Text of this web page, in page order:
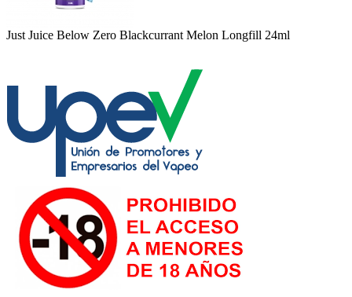
Just Juice Below Zero Blackcurrant Melon Longfill 24ml